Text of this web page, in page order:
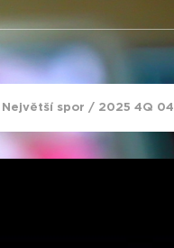
spor / 2025 4Q 04